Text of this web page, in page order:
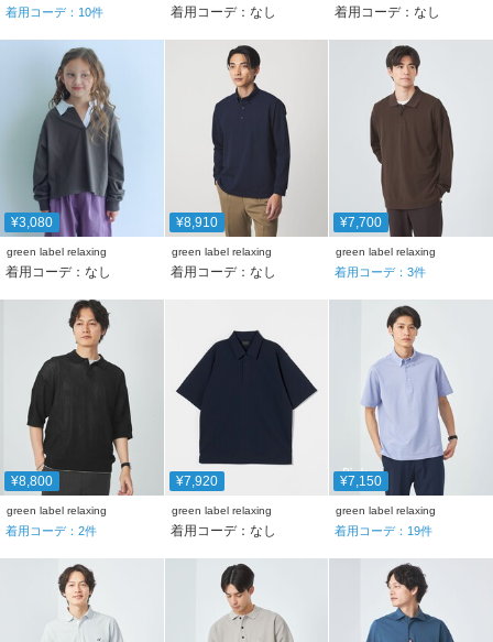
着用コーデ： 10件 着用コーデ：なし 着用コーデ：なし
¥3,080
green label relaxing
着用コーデ：なし
¥8,910
green label relaxing
着用コーデ：なし
¥7,700
green label relaxing
着用コーデ：3件
¥8,800
green label relaxing
着用コーデ： 2件
¥7,920
green label relaxing
着用コーデ：なし
¥7,150
green label relaxing
着用コーデ： 19件